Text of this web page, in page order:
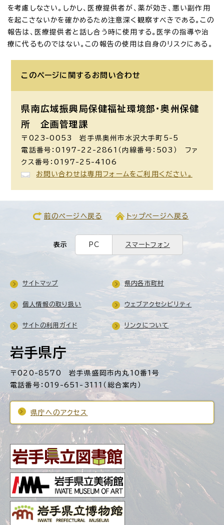
を考慮しなさい。しかし、医療提供者が、薬が効き、悪い副作用
を起こさないかを確かめるため注意深く観察すべきである。この
報告は、医療提供者と話し合う時に使用する。医学の指導や治
療に代るものではない。この報告の使用は自身のリスクにある。
このページに関する お問い合わせ
県南広域振興局保健福祉環境部・奥州保健
所 企画管理課
〒023-0053 岩手県奥州市水沢大手町5-5
電話番号：0197-22-2861（内線番号：503） ファ
クス番号：0197-25-4106
お問い合わせは専用フォームをご利用ください。
前のページへ戻る トップページへ戻る
表示 PC スマートフォン
岩手県庁
〒020-8570 岩手県盛岡市内丸10番1号
電話番号：019-651-3111（総合案内）
県庁へのアクセス
サイトマップ 県内各市町村
個人情報の取り扱い ウェブアクセシビリティ
サイトの利用ガイド リンクについて